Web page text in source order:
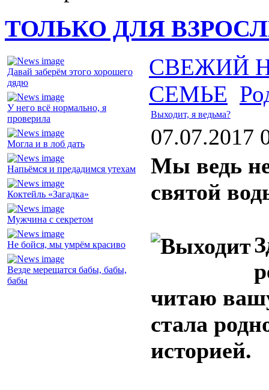
ТОЛЬКО ДЛЯ
Давай заберём этого хорошего
дядю
У него всё нормально, я
проверила
Могла и в лоб дать
Напьёмся и предадимся утехам
Коктейль «Загадка»
Мужчина с секретом
Не бойся, мы умрём красиво
Везде мерещатся бабы, бабы,
бабы
СВЕЖИЙ
СЕМЬЕ
Выходит, я ведьма?
07.07.2017
Мы ведь
святой
читаю
стала
историей.